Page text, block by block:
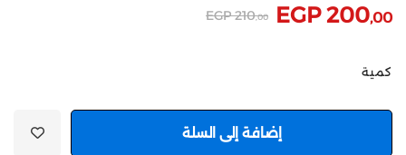
EGP200,00
EGP210,00
كمية
إضافة إلى السلة